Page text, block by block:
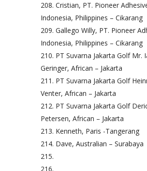
Cristian, PT. Pioneer
Indonesia, Philippines – Cikarang
Gallego Willy, PT. Pioneer
Indonesia, Philippines – Cikarang
PT Suvarna Jakarta Golf Mr.
Geringer, African – Jakarta
PT Suvarna Jakarta Golf
Venter, African – Jakarta
PT Suvarna Jakarta Golf
Petersen, African – Jakarta
Kenneth, Paris -Tangerang
Dave, Australian – Surabaya